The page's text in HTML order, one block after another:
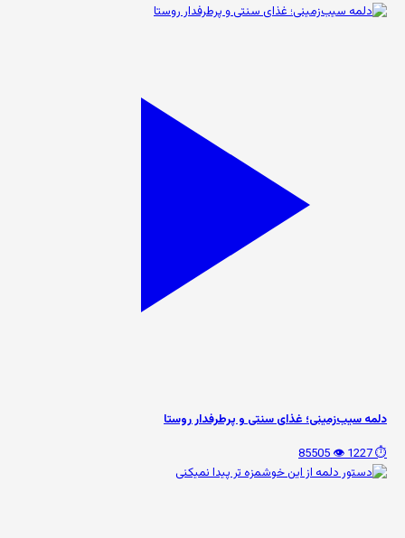
دلمه سیب‌زمینی؛ غذای سنتی و پرطرفدار روستا
⏱️ 1227
👁️ 85505